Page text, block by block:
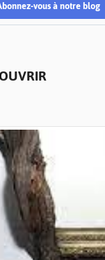
vous à notre blog